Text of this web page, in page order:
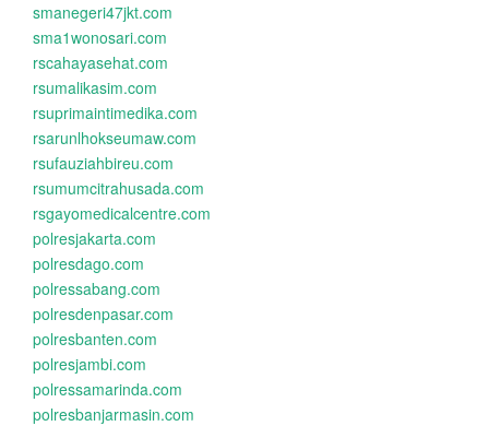
smanegeri47jkt.com
sma1wonosari.com
rscahayasehat.com
rsumalikasim.com
rsuprimaintimedika.com
rsarunlhokseumaw.com
rsufauziahbireu.com
rsumumcitrahusada.com
rsgayomedicalcentre.com
polresjakarta.com
polresdago.com
polressabang.com
polresdenpasar.com
polresbanten.com
polresjambi.com
polressamarinda.com
polresbanjarmasin.com